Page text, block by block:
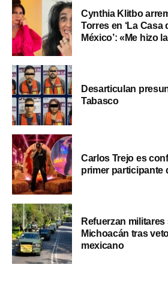
Cynthia Klitbo
Torres en ‘La
México’: «Me hizo
Desarticulan
Tabasco
Carlos Trejo es
primer participante
Refuerzan
Michoacán tras
mexicano